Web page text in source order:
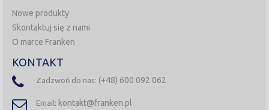
Nowe produkty
Skontaktuj się z nami
O marce Franken
KONTAKT
Zadzwoń do nas: (+48) 600 092 062
Email: kontakt@franken.pl